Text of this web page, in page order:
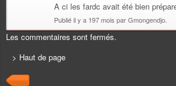
A ci les fardc avait été bien
Publié il y a 197 mois par Gmongendjo.
Les commentaires sont fermés.
> Haut de page